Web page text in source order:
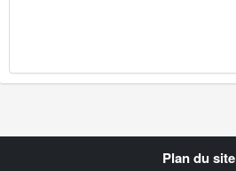
Plan du site